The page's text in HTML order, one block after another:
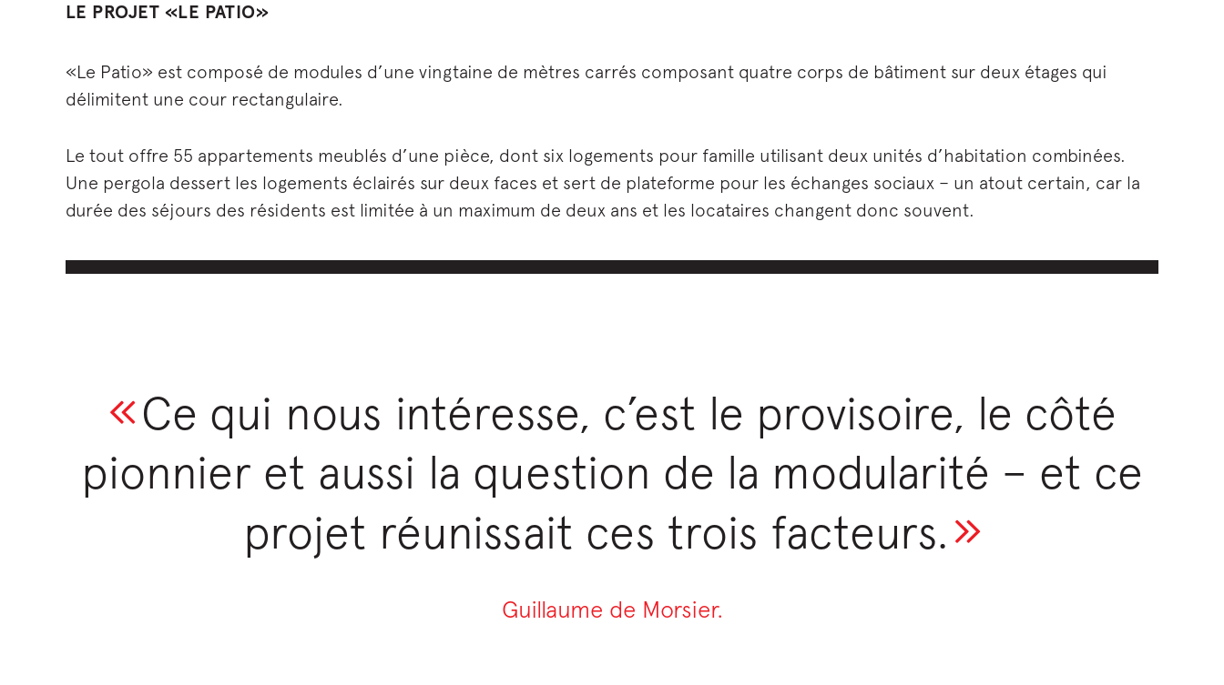
LE PROJET «LE PATIO»
«Le Patio» est composé de modules d’une vingtaine de mètres carrés composant quatre corps de bâtiment sur deux étages qui
délimitent une cour rectangulaire.
Le tout offre 55 appartements meublés d’une pièce, dont six logements pour famille utilisant deux unités d’habitation combinées.
Une pergola dessert les logements éclairés sur deux faces et sert de plateforme pour les échanges sociaux – un atout certain, car la
durée des séjours des résidents est limitée à un maximum de deux ans et les locataires changent donc souvent.
Ce qui nous intéresse, c’est le provisoire, le côté
pionnier et aussi la question de la modularité – et ce
projet réunissait ces trois facteurs.
Guillaume de Morsier.